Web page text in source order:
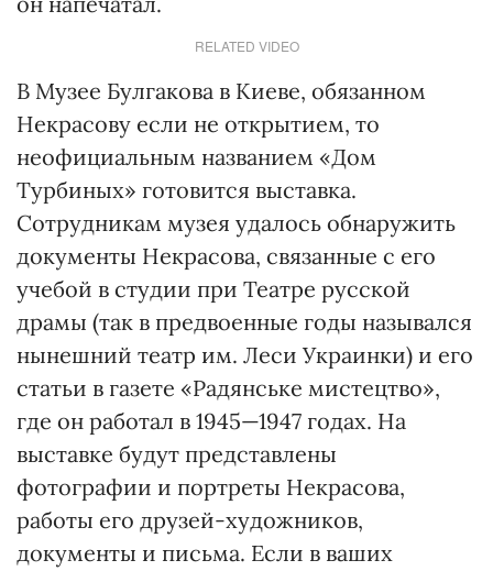
RELATED VIDEO
В Музее Булгакова в Киеве, обязанном
Некрасову если не открытием, то
неофициальным названием «Дом
Турбиных» готовится выставка.
Сотрудникам музея удалось обнаружить
документы Некрасова, связанные с его
учебой в студии при Театре русской
драмы (так в предвоенные годы назывался
нынешний театр им. Леси Украинки) и его
статьи в газете «Радянське мистецтво»,
где он работал в 1945—1947 годах. На
выставке будут представлены
фотографии и портреты Некрасова,
работы его друзей-художников,
документы и письма. Если в ваших